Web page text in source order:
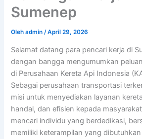
Sumenep
Olehadmin/April 29, 2026
Selamat datang para pencari kerja di
dengan bangga mengumumkan
di Perusahaan Kereta Api Indonesia
Sebagai perusahaan transportasi
misi untuk menyediakan layanan
handal, dan efisien kepada
mencari individu yang berdedikasi,
memiliki keterampilan yang